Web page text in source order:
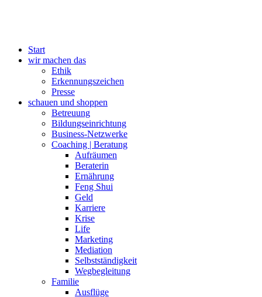
Start
wir machen das
Ethik
Erkennungszeichen
Presse
schauen und shoppen
Betreuung
Bildungseinrichtung
Business-Netzwerke
Coaching | Beratung
Aufräumen
Beraterin
Ernährung
Feng Shui
Geld
Karriere
Krise
Life
Marketing
Mediation
Selbstständigkeit
Wegbegleitung
Familie
Ausflüge